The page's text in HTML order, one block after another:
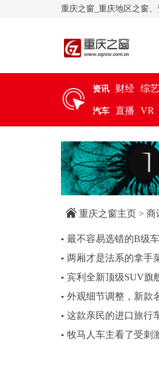
重庆之窗_重庆地区之窗
资讯 财经 综艺
汽车 直播 VR
重庆之窗主页 > 商
▪ 最不容易选错的B级
▪ 两厢才是法系的拿手
▪ 宾利全新顶级SUV旗
▪ 外观细节调整，新款
▪ 这款亲民的进口旅行
▪ 牧马人车主看了受刺